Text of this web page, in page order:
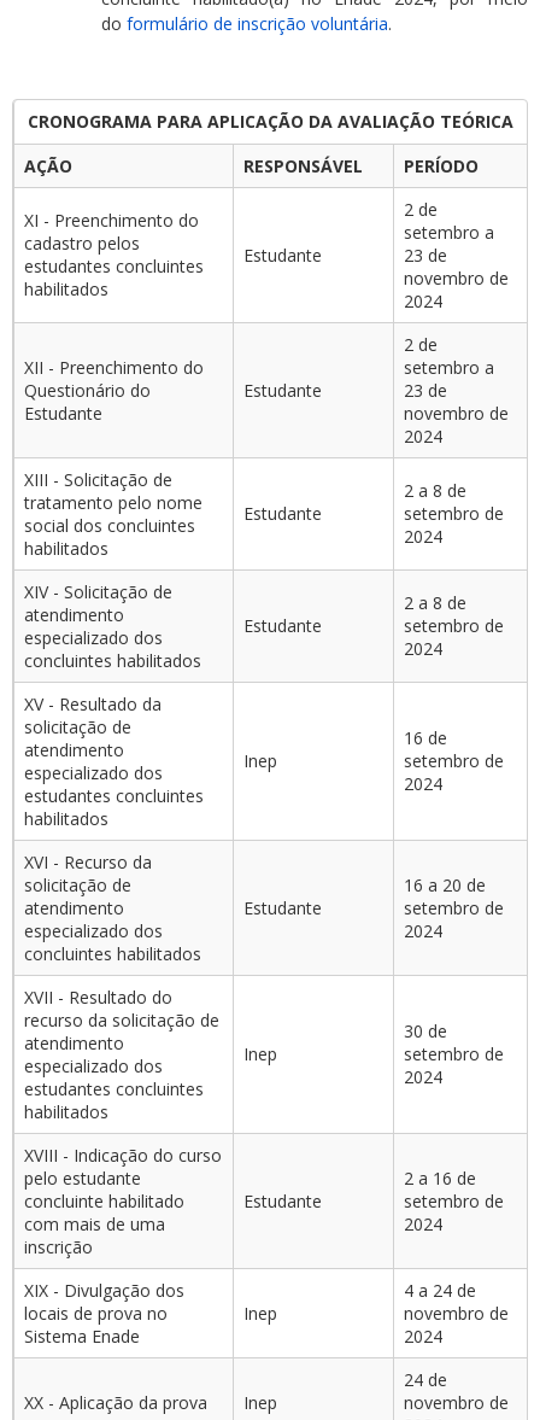
do formulário de inscrição voluntária.
CRONOGRAMA PARA APLICAÇÃO DA AVALIAÇÃO TEÓRICA
AÇÃO
RESPONSÁVEL PERÍODO
XI - Preenchimento do
cadastro pelos
estudantes concluintes
habilitados
Estudante
2 de
setembro a
23 de
novembro de
2024
XII - Preenchimento do
Questionário do
Estudante
Estudante
2 de
setembro a
23 de
novembro de
2024
XIII - Solicitação de
tratamento pelo nome
social dos concluintes
habilitados
Estudante
2 a 8 de
setembro de
2024
XIV - Solicitação de
atendimento
especializado dos
concluintes habilitados
Estudante
2 a 8 de
setembro de
2024
XV - Resultado da
solicitação de
atendimento
especializado dos
estudantes concluintes
habilitados
Inep
16 de
setembro de
2024
XVI - Recurso da
solicitação de
atendimento
especializado dos
concluintes habilitados
Estudante
16 a 20 de
setembro de
2024
XVII - Resultado do
recurso da solicitação de
atendimento
especializado dos
estudantes concluintes
habilitados
Inep
30 de
setembro de
2024
XVIII - Indicação do curso
pelo estudante
concluinte habilitado
com mais de uma
inscrição
Estudante
2 a 16 de
setembro de
2024
XIX - Divulgação dos
locais de prova no
Sistema Enade
Inep
4 a 24 de
novembro de
2024
XX - Aplicação da prova Inep
24 de
novembro de